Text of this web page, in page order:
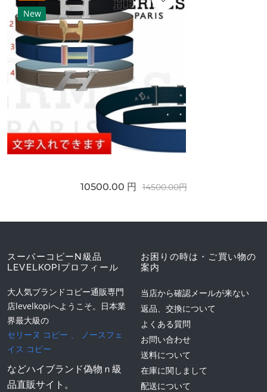
New
10500.00 円 14500.00円
スーパーコピーN級品
LEVELKOPIプロフィール
大人気ブランドコピー通販専門
店levelkopiへようこそ。日本業
界最大級の
セリーヌ コピー
ノースフェ
イス コピー
などハイブランド偽物ｎ級
品直販サイト。
お困りの時は・ご買い物の
案内
当店から確認メールが来ない
返品、交換について
よくある質問
お問い合わせ
送料について
在庫に関しまして
配送について